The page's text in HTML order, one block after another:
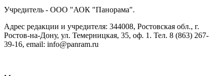
Учредитель - ООО "АОК "Панорама".
Адрес редакции и учредителя: 344008, Ростовская обл., г.
Ростов-на-Дону, ул. Темерницкая, 35, оф. 1. Тел. 8 (863) 267-
39-16, email: info@panram.ru